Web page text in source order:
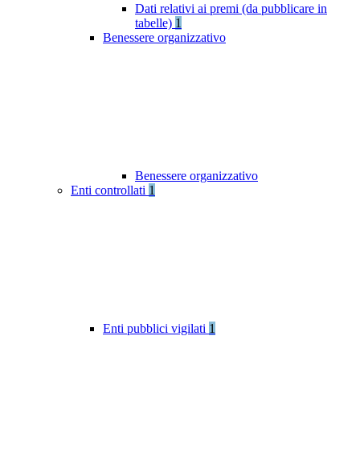
Dati relativi ai premi (da pubblicare in
tabelle) 1
Benessere organizzativo
Benessere organizzativo
Enti controllati 1
Enti pubblici vigilati 1